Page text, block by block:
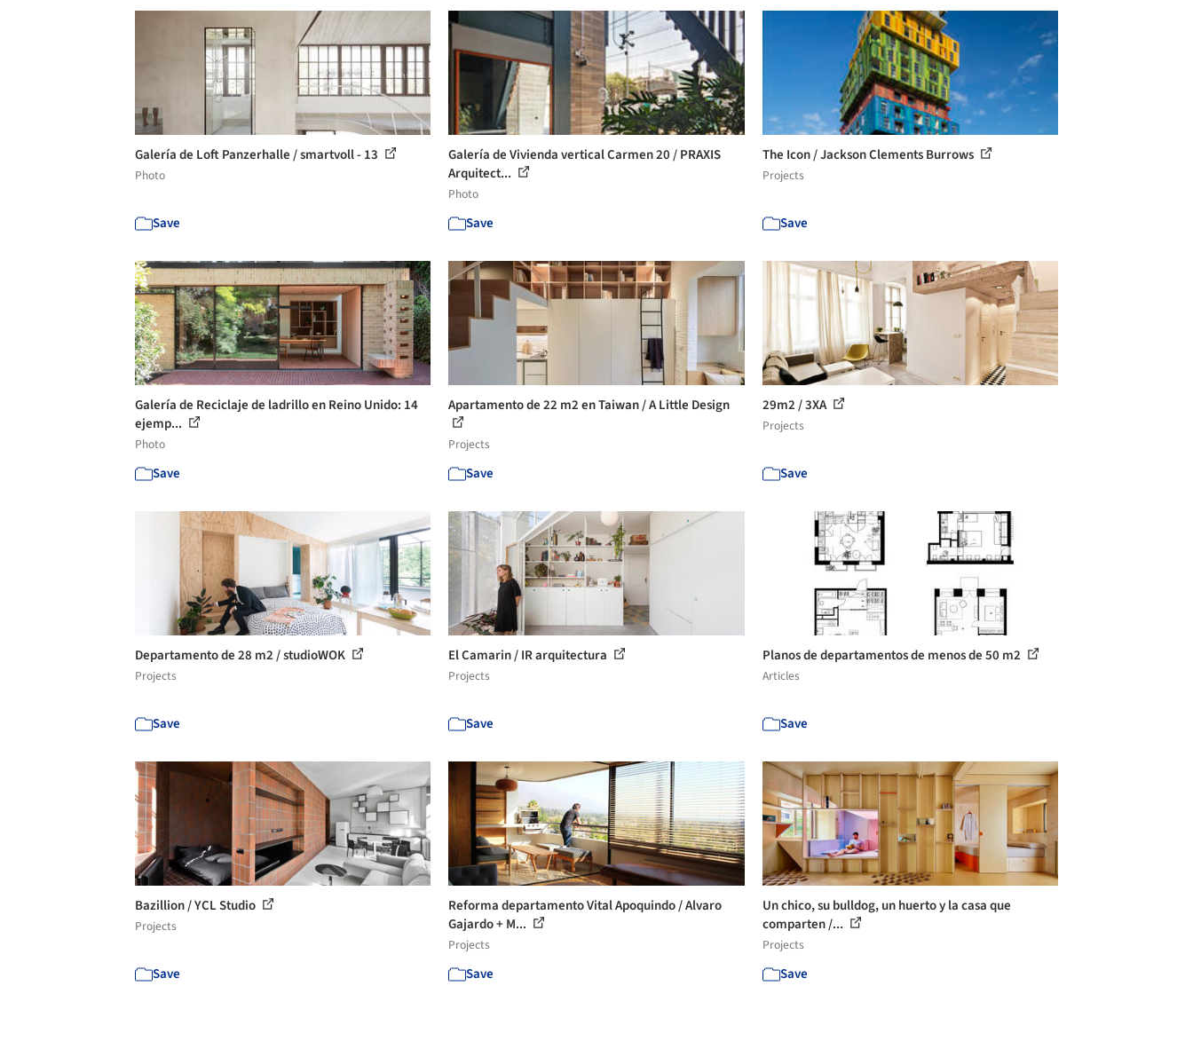
Galería de Loft Panzerhalle / smartvoll - 13
Photo
Save
Galería de Vivienda vertical Carmen 20 / PRAXIS
Arquitect...
Photo
Save
The Icon / Jackson Clements Burrows
Projects
Save
Galería de Reciclaje de ladrillo en Reino Unido: 14
ejemp...
Photo
Save
Apartamento de 22 m2 en Taiwan / A Little Design
Projects
Save
29m2 / 3XA
Projects
Save
Departamento de 28 m2 / studioWOK
Projects
Save
El Camarin / IR arquitectura
Projects
Save
Planos de departamentos de menos de 50 m2
Articles
Save
Bazillion / YCL Studio
Projects
Save
Reforma departamento Vital Apoquindo / Alvaro
Gajardo + M...
Projects
Save
Un chico, su bulldog, un huerto y la casa que
comparten /...
Projects
Save